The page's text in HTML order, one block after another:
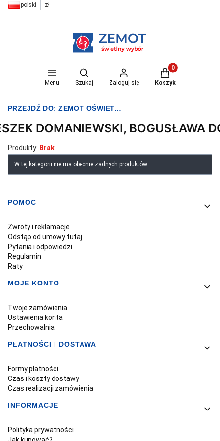
polski zł
Menu
Otwórz wyszukiwarkę
Szukaj Zaloguj się
Produkty w
Koszyk
PRZEJDŹ DO:ZEMOT OŚWIETLENIE I ELEKTRYKA
DOMANIEWSKI, BOGUSŁAWA
Produkty: Brak
Lista produktów
W tej kategorii nie ma obecnie żadnych produktów
Linki w stopce
POMOC
Zwroty i reklamacje
Odstąp od umowy tutaj
Pytania i odpowiedzi
Regulamin
Raty
MOJE KONTO
Twoje zamówienia
Ustawienia konta
Przechowalnia
PŁATNOŚCI I DOSTAWA
Formy płatności
Czas i koszty dostawy
Czas realizacji zamówienia
INFORMACJE
Polityka prywatności